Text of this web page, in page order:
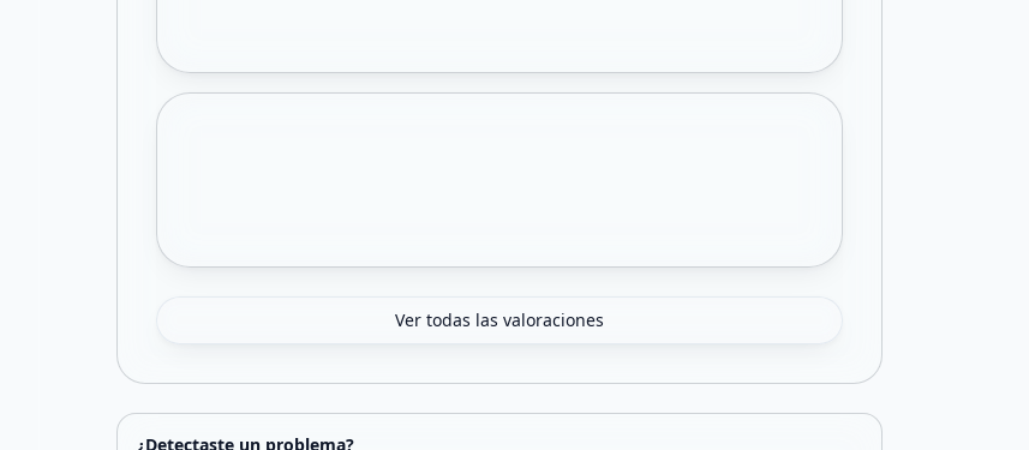
Ver todas las valoraciones
¿Detectaste un problema?